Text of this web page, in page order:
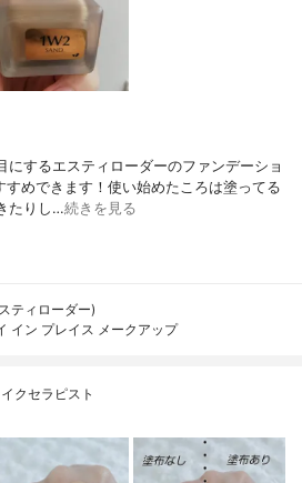
にするエスティローダーのファンデーショ
すめできます！使い始めたころは塗ってる
たりし…続きを見る
ティローダー)
イン プレイス メークアップ
クセラピスト